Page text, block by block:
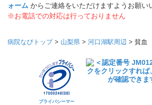
ォーム からご連絡をいただけますようお願い
※お電話での対応は行っておりません
病院なびトップ> 山梨県 > 河口湖駅周辺 > 貧血
プライバシーマー